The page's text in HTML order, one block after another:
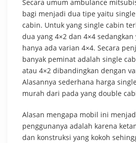
Secara umum ambulance
bagi menjadi dua tipe yaitu
cabin. Untuk yang single cabin
dua yang 4×2 dan 4×4
hanya ada varian 4×4. Secara
banyak peminat adalah single
atau 4×2 dibandingkan dengan
Alasannya sederhana harga
murah dari pada yang double
Alasan mengapa mobil ini
penggunanya adalah karena
dan konstruksi yang kokoh